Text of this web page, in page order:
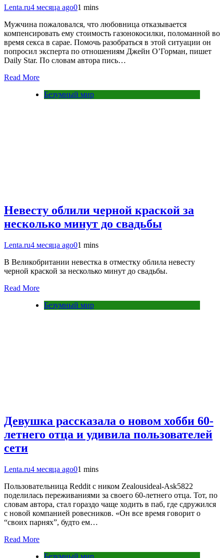
Lenta.ru4 месяца ago01 mins
Мужчина пожаловался, что любовница отказывается
компенсировать ему стоимость газонокосилки, поломанной во
время секса в сарае. Помочь разобраться в этой ситуации он
попросил эксперта по отношениям Джейн О’Горман, пишет
Daily Star. По словам автора пись…
Read More
Безумный мир
Невесту облили черной краской за
несколько минут до свадьбы
Lenta.ru4 месяца ago01 mins
В Великобритании невестка в отместку облила невесту
черной краской за несколько минут до свадьбы.
Read More
Безумный мир
Девушка рассказала о новом хобби 60-
летнего отца и удивила пользователей
сети
Lenta.ru4 месяца ago01 mins
Пользовательница Reddit с ником Zealousideal-Ask5822
поделилась переживаниями за своего 60-летнего отца. Тот, по
словам автора, стал гораздо чаще ходить в паб, где сдружился
с новой компанией ровесников. «Он все время говорит о
“своих парнях”, будто ем…
Read More
Безумный мир